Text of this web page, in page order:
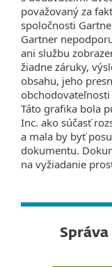
považovaný za
spoločnosti
Gartner
ani službu
žiadne záruky,
obsahu, jeho
Táto grafika bola
Inc. ako súčasť
a mala by byť
dokumentu.
na vyžiadanie